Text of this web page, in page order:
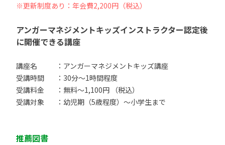
※更新制度あり：年会費2,200円（税込）
アンガーマネジメントキッズインストラクター認定後
に開催できる講座
講座名
：アンガーマネジメントキッズ講座
受講時間
：30分〜1時間程度
受講料金
：無料〜1,100円 （税込）
受講対象
：幼児期（5歳程度）〜小学生まで
推薦図書